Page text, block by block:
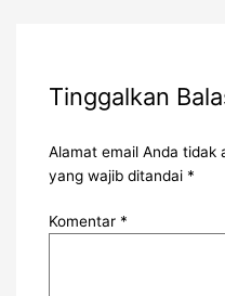
Tinggalkan
Alamat email Anda tidak
yang wajib ditandai *
Komentar *